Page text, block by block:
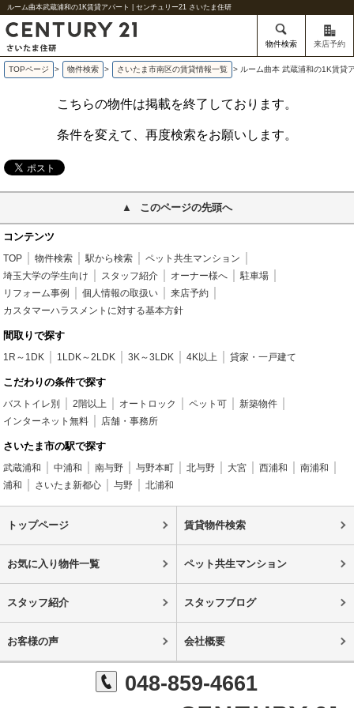
ルーム曲本武蔵浦和の1K賃貸アパート | センチュリー21 さいたま住研
物件検索 来店予約
TOPページ > 物件検索 > さいたま市南区の賃貸情報一覧 > ルーム曲本 武蔵浦和の1K賃貸
こちらの物件は掲載を終了しております。
条件を変えて、再度検索をお願いします。
このページの先頭へ
コンテンツ
TOP 物件検索 駅から検索
ペット共生マンション
埼玉大学の学生向け
スタッフ紹介 オーナー様へ
駐車場
リフォーム事例
個人情報の取扱い
来店予約
カスタマーハラスメントに対する基本方針
間取りで探す
1R～1DK 1LDK～2LDK 3K～3LDK 4K以上 貸家・一戸建て
こだわりの条件で探す
バストイレ別 2階以上 オートロック ペット可
新築物件
インターネット無料
店舗・事務所
さいたま市の駅で探す
武蔵浦和 中浦和 南与野 与野本町 北与野 大宮 西浦和
南浦和
浦和
さいたま新都心 与野 北浦和
トップページ 賃貸物件検索
お気に入り物件一覧 ペット共生マンション
スタッフ紹介 スタッフブログ
お客様の声 会社概要
048-859-4661